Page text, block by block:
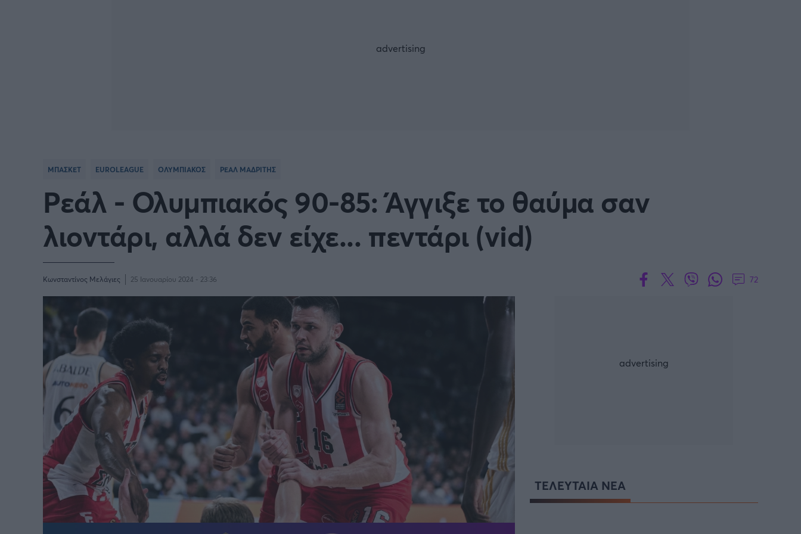
ΜΠΑΣΚΕΤ EUROLEAGUE ΟΛΥΜΠΙΑΚΟΣ ΡΕΑΛ ΜΑΔΡΙΤΗΣ
Ρεάλ - Ολυμπιακός 90-85: Άγγιξε το θαύμα σαν
λιοντάρι, αλλά δεν είχε... πεντάρι (vid)
Κωνσταντίνος Μελάγιες 25 Ιανουαρίου 2024 - 23:36 72
ΤΕΛΕΥΤΑΙΑ ΝΕΑ